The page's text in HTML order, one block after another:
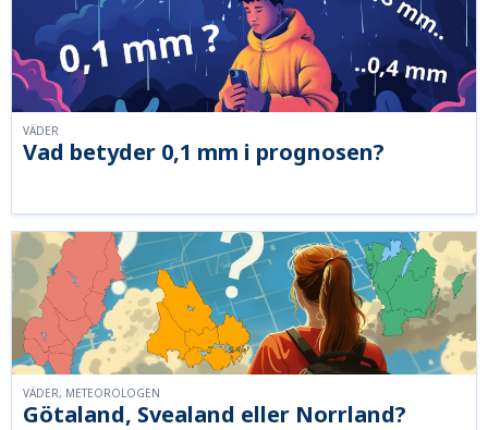
Vad betyder 0,1 mm i prognosen?
VÄDER
Götaland, Svealand eller Norrland?
VÄDER, METEOROLOGEN